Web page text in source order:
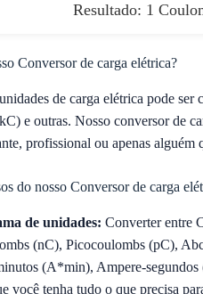
Resultado: 1
Conversor de carga elétrica?
de carga elétrica pode
e outras. Nosso conversor de
profissional ou apenas alguém
do nosso Conversor de carga
de unidades: Converter entre
(nC), Picocoulombs (pC),
(A*min), Ampere-segundos
você tenha tudo o que precisa